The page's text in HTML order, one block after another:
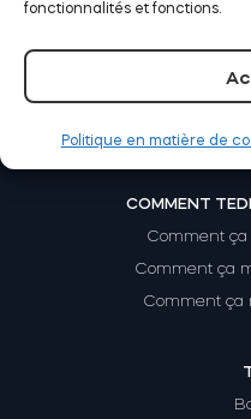
fonctionnalités et fonctions.
Politique en matière de
Tedee Biometric
Module relais
COMMENT
Comment ça
Comment ça
Comment ça